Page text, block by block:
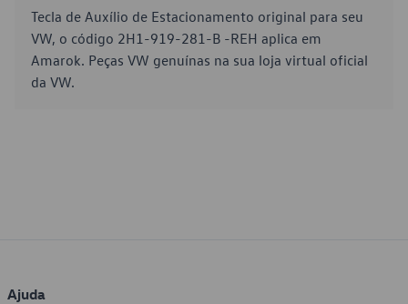
Tecla de Auxílio de Estacionamento original para seu
VW, o código 2H1-919-281-B -REH aplica em
Amarok. Peças VW genuínas na sua loja virtual oficial
da VW.
Ajuda